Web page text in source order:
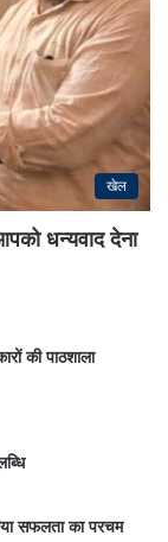
खेल
धन्यवाद देना
की पाठशाला
सफलता का परचम